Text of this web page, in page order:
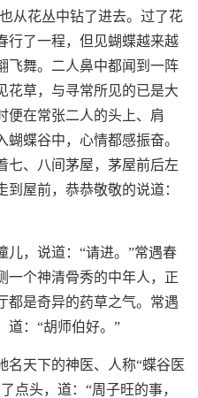
从花丛中钻了进去。过了花
行了一程，但见蝴蝶越来越
飞舞。二人鼻中都闻到一阵
花草，与寻常所见的已是大
便在常张二人的头上、肩
蝴蝶谷中，心情都感振奋。
七、八间茅屋，茅屋前后左
屋前，恭恭敬敬的说道：
儿，说道：“请进。”常遇春
一个神清骨秀的中年人，正
都是奇异的药草之气。常遇
道：“胡师伯好。”
名天下的神医、人称“蝶谷医
点头，道：“周子旺的事，